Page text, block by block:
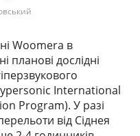
Woomera в
планові дослідні
International
Program). У разі
від Сіднея